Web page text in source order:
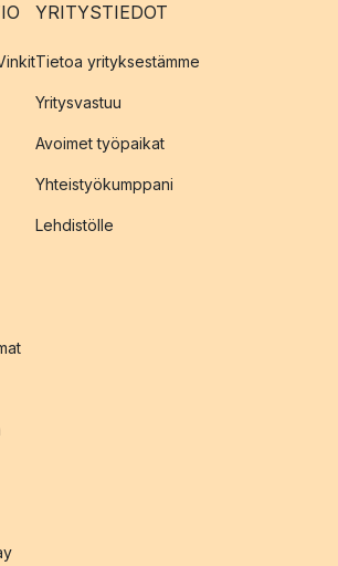
YRITYSTIEDOT
Tietoa yrityksestämme
Yritysvastuu
Avoimet työpaikat
Yhteistyökumppani
Lehdistölle